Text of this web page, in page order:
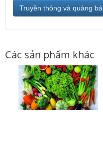
Truyền thông và quảng bá
Các sản phẩm khác